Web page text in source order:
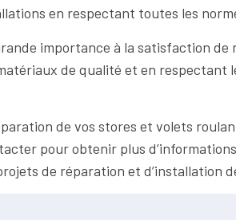
en respectant toutes les
importance à la satisfaction
de qualité et en
de vos stores et volets
pour obtenir plus
de réparation et d’installation